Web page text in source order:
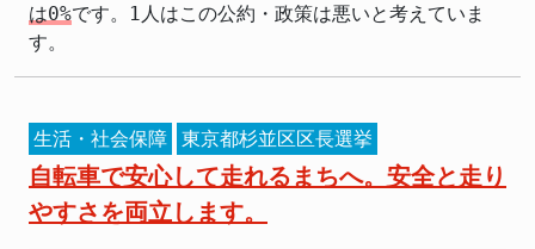
は0%です。1人はこの公約・政策は悪いと考えていま
す。
生活・社会保障 東京都杉並区区長選挙
自転車で安心して走れるまちへ。安全と走り
やすさを両立します。